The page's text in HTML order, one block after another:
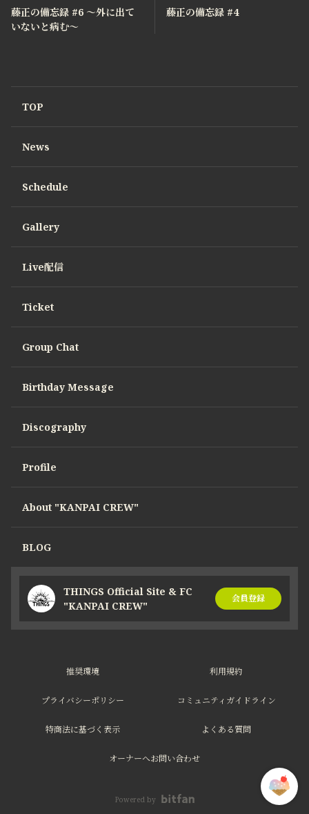
藤正の備忘録 #6 〜外に出て
いないと病む〜
藤正の備忘録 #4
TOP
News
Schedule
Gallery
Live配信
Ticket
Group Chat
Birthday Message
Discography
Profile
About "KANPAI CREW"
BLOG
THINGS Official Site & FC
"KANPAI CREW"
会員登録
推奨環境 利用規約
プライバシーポリシー コミュニティガイドライン
特商法に基づく表示 よくある質問
オーナーへお問い合わせ
Powered by